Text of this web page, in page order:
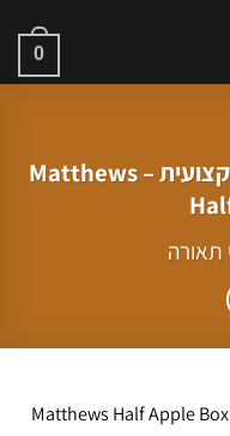
תיבת חצי אפל בוקס (Half) מקצועית – Matthews